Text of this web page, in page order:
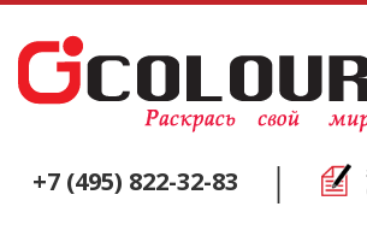
+7 (495) 822-32-83